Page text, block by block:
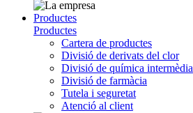
Productes
Productes
Cartera de productes
Divisió de derivats del clor
Divisió de química intermèdia
Divisió de farmàcia
Tutela i seguretat
Atenció al client